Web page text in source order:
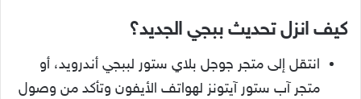
كيف انزل تحديث ببجي الجديد؟
انتقل إلى متجر جوجل بلاي ستور لببجي أندرويد، أو
متجر آب ستور آيتونز لهواتف الأيفون وتأكد من وصول